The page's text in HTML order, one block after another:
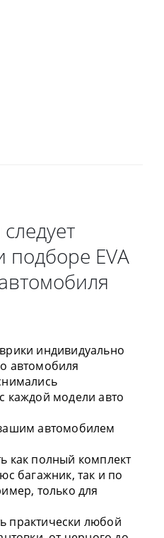
подборе EVA
индивидуально
автомобиля
каждой модели авто
автомобилем
как полный комплект
багажник, так и по
только для
практически любой